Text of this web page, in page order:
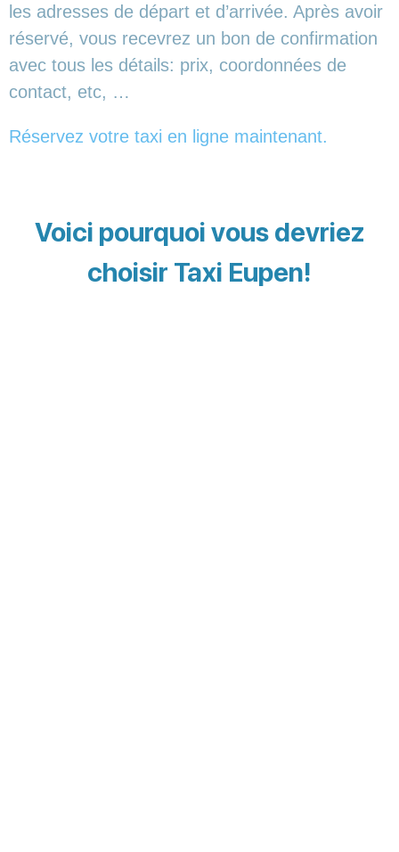
les adresses de départ et d’arrivée. Après avoir
réservé, vous recevrez un bon de confirmation
avec tous les détails: prix, coordonnées de
contact, etc, …
Réservez votre taxi en ligne maintenant.
Voici pourquoi vous devriez
choisir Taxi Eupen!